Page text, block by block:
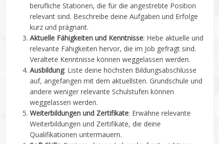
berufliche Stationen, die für die angestrebte Position
relevant sind. Beschreibe deine Aufgaben und Erfolge
kurz und prägnant.
Aktuelle Fähigkeiten und Kenntnisse: Hebe aktuelle und
relevante Fähigkeiten hervor, die im Job gefragt sind.
Veraltete Kenntnisse können weggelassen werden.
Ausbildung: Liste deine höchsten Bildungsabschlüsse
auf, angefangen mit dem aktuellsten. Grundschule und
andere weniger relevante Schulstufen können
weggelassen werden.
Weiterbildungen und Zertifikate: Erwähne relevante
Weiterbildungen und Zertifikate, die deine
Qualifikationen untermauern.